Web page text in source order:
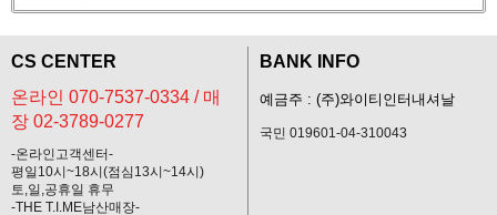
CS CENTER
온라인 070-7537-0334 / 매
장 02-3789-0277
-온라인고객센터-
평일10시~18시(점심13시~14시)
토,일,공휴일 휴무
-THE T.I.ME남산매장-
BANK INFO
예금주 : (주)와이티인터내셔날
국민 019601-04-310043